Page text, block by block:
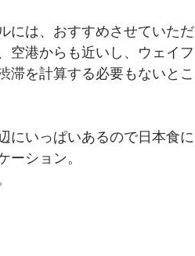
には、おすすめさせていただ
空港からも近いし、ウェイフ
滞を計算する必要もないとこ
にいっぱいあるので日本食に
ション。